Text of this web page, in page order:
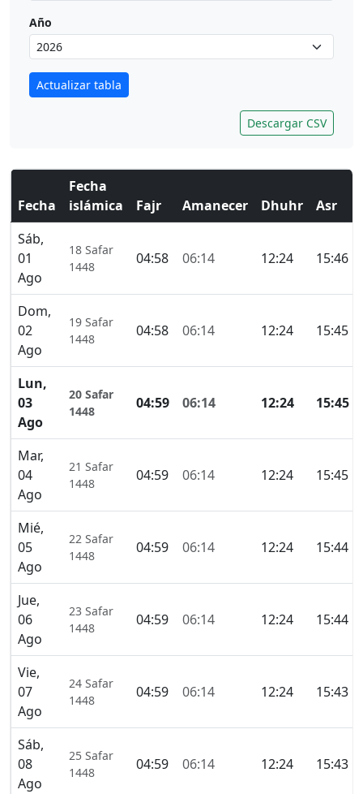
Año
Actualizar tabla
Descargar CSV
Fecha
Fecha
islámica
Fajr Amanecer Dhuhr Asr
Sáb,
01
Ago
18 Safar
1448
04:58 06:14 12:24 15:46
Dom,
02
Ago
19 Safar
1448
04:58 06:14 12:24 15:45
Lun,
03
Ago
20 Safar
1448
04:59 06:14 12:24 15:45
Mar,
04
Ago
21 Safar
1448
04:59 06:14 12:24 15:45
Mié,
05
Ago
22 Safar
1448
04:59 06:14 12:24 15:44
Jue,
06
Ago
23 Safar
1448
04:59 06:14 12:24 15:44
Vie,
07
Ago
24 Safar
1448
04:59 06:14 12:24 15:43
Sáb,
08
Ago
25 Safar
1448
04:59 06:14 12:24 15:43